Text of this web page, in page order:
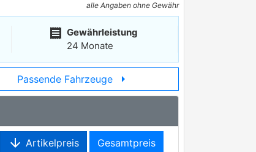
alle Angaben ohne Gewähr
receipt Gewährleistung
24 Monate
Passende Fahrzeuge arrow_right
arrow_downward Artikelpreis Gesamtpreis